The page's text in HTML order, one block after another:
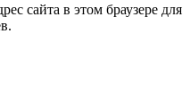
сайта в этом браузере для